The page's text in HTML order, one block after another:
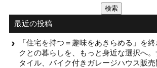
索:
最近の投稿
「住宅を持つ＝趣味をあきらめる」を
クとの暮らしを、もっと身近な選択へ
タイル、バイク付きガレージハウス販